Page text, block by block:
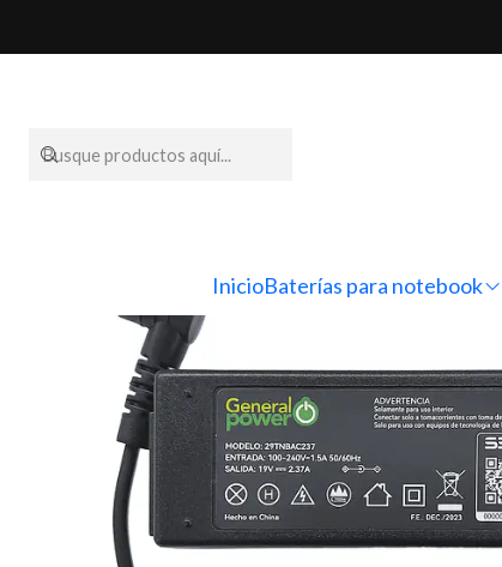
InicioBaterías para notebook